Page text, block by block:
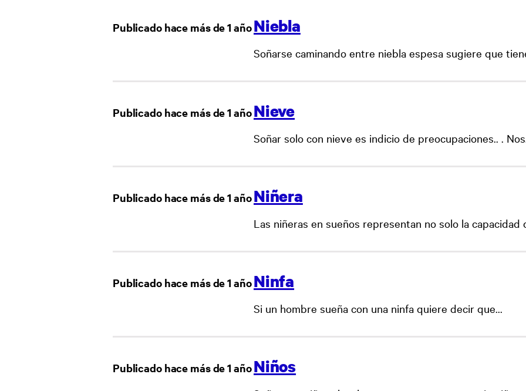
Publicado hace más de 1 añoNiebla
Soñarse caminando entre niebla espesa sugiere que
Publicado hace más de 1 añoNieve
Soñar solo con nieve es indicio de preocupaciones.. .
Publicado hace más de 1 añoNiñera
Las niñeras en sueños representan no solo la capacidad
Publicado hace más de 1 añoNinfa
Si un hombre sueña con una ninfa quiere decir que...
Publicado hace más de 1 añoNiños